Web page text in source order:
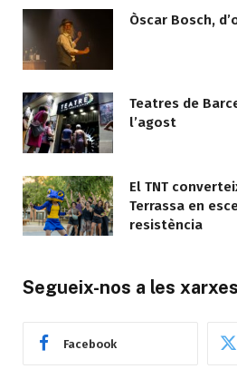
Òscar Bosch,
Teatres de
l’agost
El TNT
Terrassa en
resistència
Segueix-nos a les xarxes
Facebook